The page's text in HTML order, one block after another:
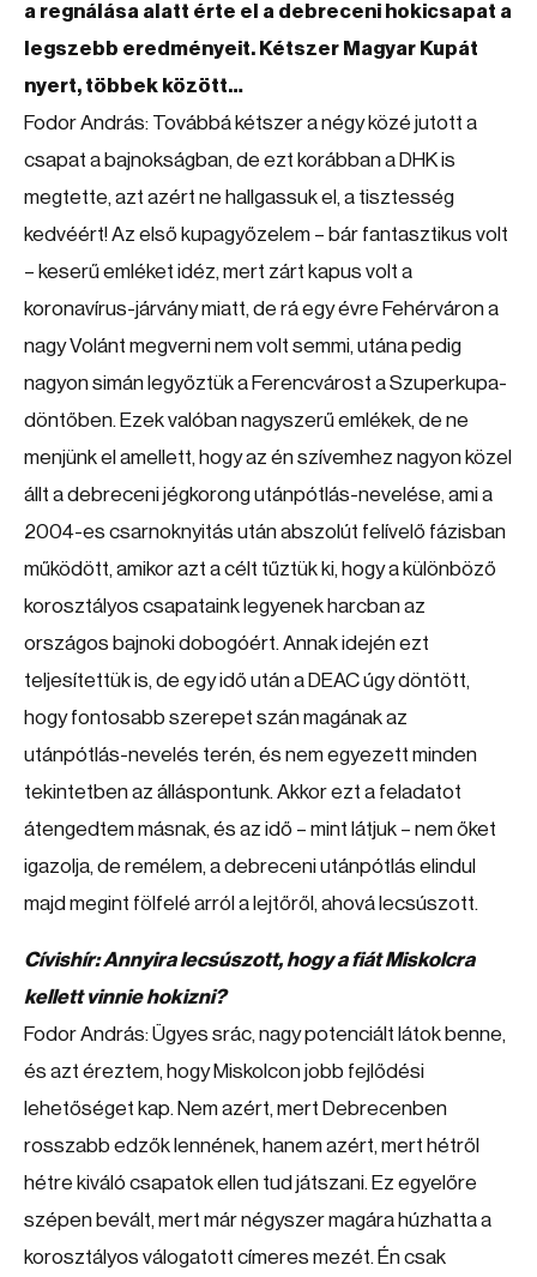
a regnálása alatt érte el a debreceni hokicsapat a
legszebb eredményeit. Kétszer Magyar Kupát
nyert, többek között…
Fodor András: Továbbá kétszer a négy közé jutott a
csapat a bajnokságban, de ezt korábban a DHK is
megtette, azt azért ne hallgassuk el, a tisztesség
kedvéért! Az első kupagyőzelem – bár fantasztikus volt
– keserű emléket idéz, mert zárt kapus volt a
koronavírus-járvány miatt, de rá egy évre Fehérváron a
nagy Volánt megverni nem volt semmi, utána pedig
nagyon simán legyőztük a Ferencvárost a Szuperkupa-
döntőben. Ezek valóban nagyszerű emlékek, de ne
menjünk el amellett, hogy az én szívemhez nagyon közel
állt a debreceni jégkorong utánpótlás-nevelése, ami a
2004-es csarnoknyitás után abszolút felívelő fázisban
működött, amikor azt a célt tűztük ki, hogy a különböző
korosztályos csapataink legyenek harcban az
országos bajnoki dobogóért. Annak idején ezt
teljesítettük is, de egy idő után a DEAC úgy döntött,
hogy fontosabb szerepet szán magának az
utánpótlás-nevelés terén, és nem egyezett minden
tekintetben az álláspontunk. Akkor ezt a feladatot
átengedtem másnak, és az idő – mint látjuk – nem őket
igazolja, de remélem, a debreceni utánpótlás elindul
majd megint fölfelé arról a lejtőről, ahová lecsúszott.
Cívishír: Annyira lecsúszott, hogy a fiát Miskolcra
kellett vinnie hokizni?
Fodor András: Ügyes srác, nagy potenciált látok benne,
és azt éreztem, hogy Miskolcon jobb fejlődési
lehetőséget kap. Nem azért, mert Debrecenben
rosszabb edzők lennének, hanem azért, mert hétről
hétre kiváló csapatok ellen tud játszani. Ez egyelőre
szépen bevált, mert már négyszer magára húzhatta a
korosztályos válogatott címeres mezét. Én csak